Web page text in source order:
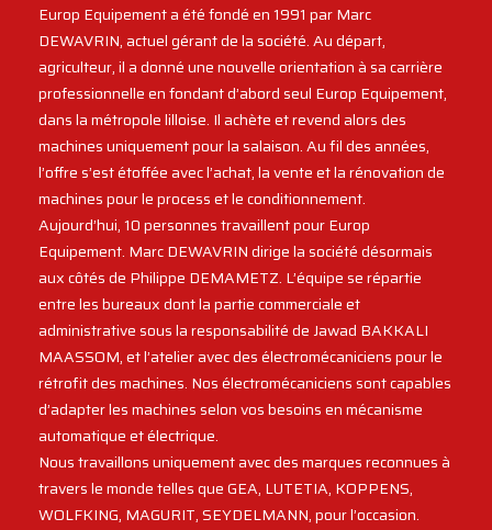
Europ Equipement a été fondé en 1991 par Marc
DEWAVRIN, actuel gérant de la société. Au départ,
agriculteur, il a donné une nouvelle orientation à sa carrière
professionnelle en fondant d’abord seul Europ Equipement,
dans la métropole lilloise. Il achète et revend alors des
machines uniquement pour la salaison. Au fil des années,
l’offre s’est étoffée avec l’achat, la vente et la rénovation de
machines pour le process et le conditionnement.
Aujourd’hui, 10 personnes travaillent pour Europ
Equipement. Marc DEWAVRIN dirige la société désormais
aux côtés de Philippe DEMAMETZ. L’équipe se répartie
entre les bureaux dont la partie commerciale et
administrative sous la responsabilité de Jawad BAKKALI
MAASSOM, et l’atelier avec des électromécaniciens pour le
rétrofit des machines. Nos électromécaniciens sont capables
d’adapter les machines selon vos besoins en mécanisme
automatique et électrique.
Nous travaillons uniquement avec des marques reconnues à
travers le monde telles que GEA, LUTETIA, KOPPENS,
WOLFKING, MAGURIT, SEYDELMANN, pour l’occasion.